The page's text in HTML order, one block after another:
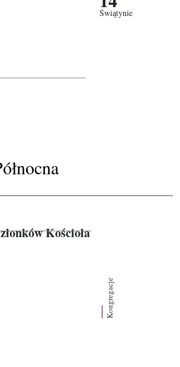
Świątynie
Kościoła
Kongregacje